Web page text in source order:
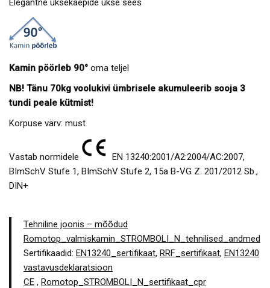
Elegantne uksekäepide ukse sees
Kamin pöörleb 90° oma teljel
NB! Tänu 70kg voolukivi ümbrisele akumuleerib sooja 3
tundi peale kütmist!
Korpuse värv: must
Vastab normidele
EN 13240:2001/A2:2004/AC:2007,
BImSchV Stufe 1, BImSchV Stufe 2, 15a B-VG Z. 201/2012 Sb.,
DIN+
Tehniline joonis – mõõdud
Romotop_valmiskamin_STROMBOLI_N_tehnilised_andmed
Sertifikaadid: EN13240_sertifikaat, RRF_sertifikaat, EN13240
vastavusdeklaratsioon
CE , Romotop_STROMBOLI_N_sertifikaat_cpr